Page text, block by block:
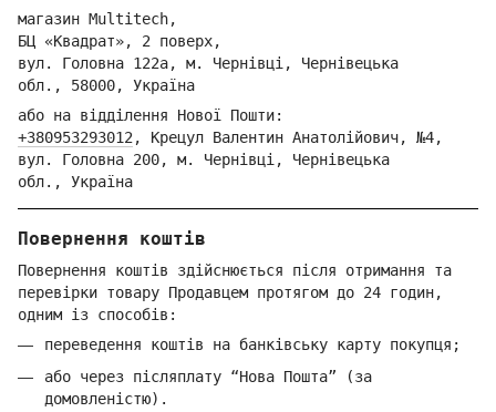
магазин Multitech,
БЦ «Квадрат», 2 поверх,
вул. Головна 122а, м. Чернівці, Чернівецька
обл., 58000, Україна
або на відділення Нової Пошти:
+380953293012, Крецул Валентин Анатолійович, №4,
вул. Головна 200, м. Чернівці, Чернівецька
обл., Україна
Повернення коштів
Повернення коштів здійснюється після отримання та
перевірки товару Продавцем протягом до 24 годин,
одним із способів:
переведення коштів на банківську карту покупця;
або через післяплату “Нова Пошта” (за
домовленістю).